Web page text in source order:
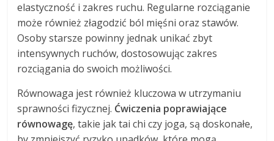
elastyczność i zakres ruchu. Regularne rozciąganie
może również złagodzić ból mięśni oraz stawów.
Osoby starsze powinny jednak unikać zbyt
intensywnych ruchów, dostosowując zakres
rozciągania do swoich możliwości.
Równowaga jest również kluczowa w utrzymaniu
sprawności fizycznej. Ćwiczenia poprawiające
równowagę, takie jak tai chi czy joga, są doskonałe,